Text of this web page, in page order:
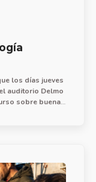
los días jueves
auditorio Delmo
sobre buenas